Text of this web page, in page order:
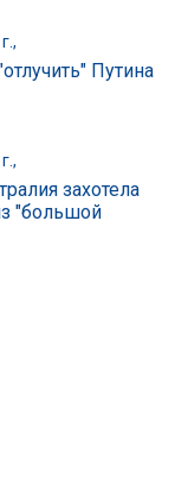
Путина
захотела
"большой